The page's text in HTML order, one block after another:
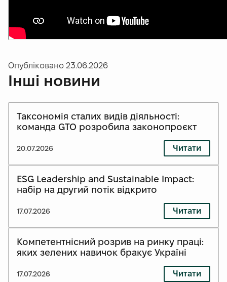
Опубліковано 23.06.2026
Інші новини
Таксономія сталих видів діяльності:
команда GTO розробила законопроєкт
20.07.2026 Читати
ESG Leadership and Sustainable Impact:
набір на другий потік відкрито
17.07.2026 Читати
Компетентнісний розрив на ринку праці:
яких зелених навичок бракує Україні
17.07.2026 Читати